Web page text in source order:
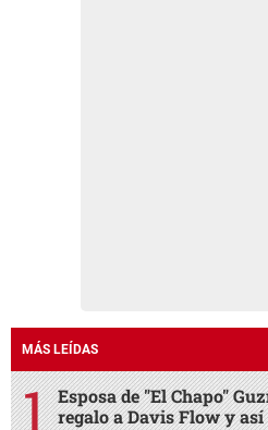
MÁS LEÍDAS
Esposa de "El Chapo"
regalo a Davis Flow y